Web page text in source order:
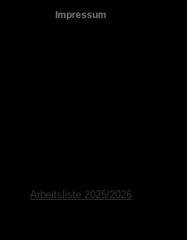
Impressum
Arbeitsliste 2025/2026